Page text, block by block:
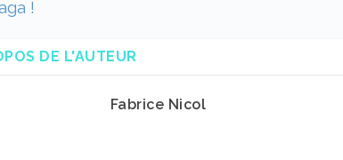
!
DE L'AUTEUR
Fabrice Nicol